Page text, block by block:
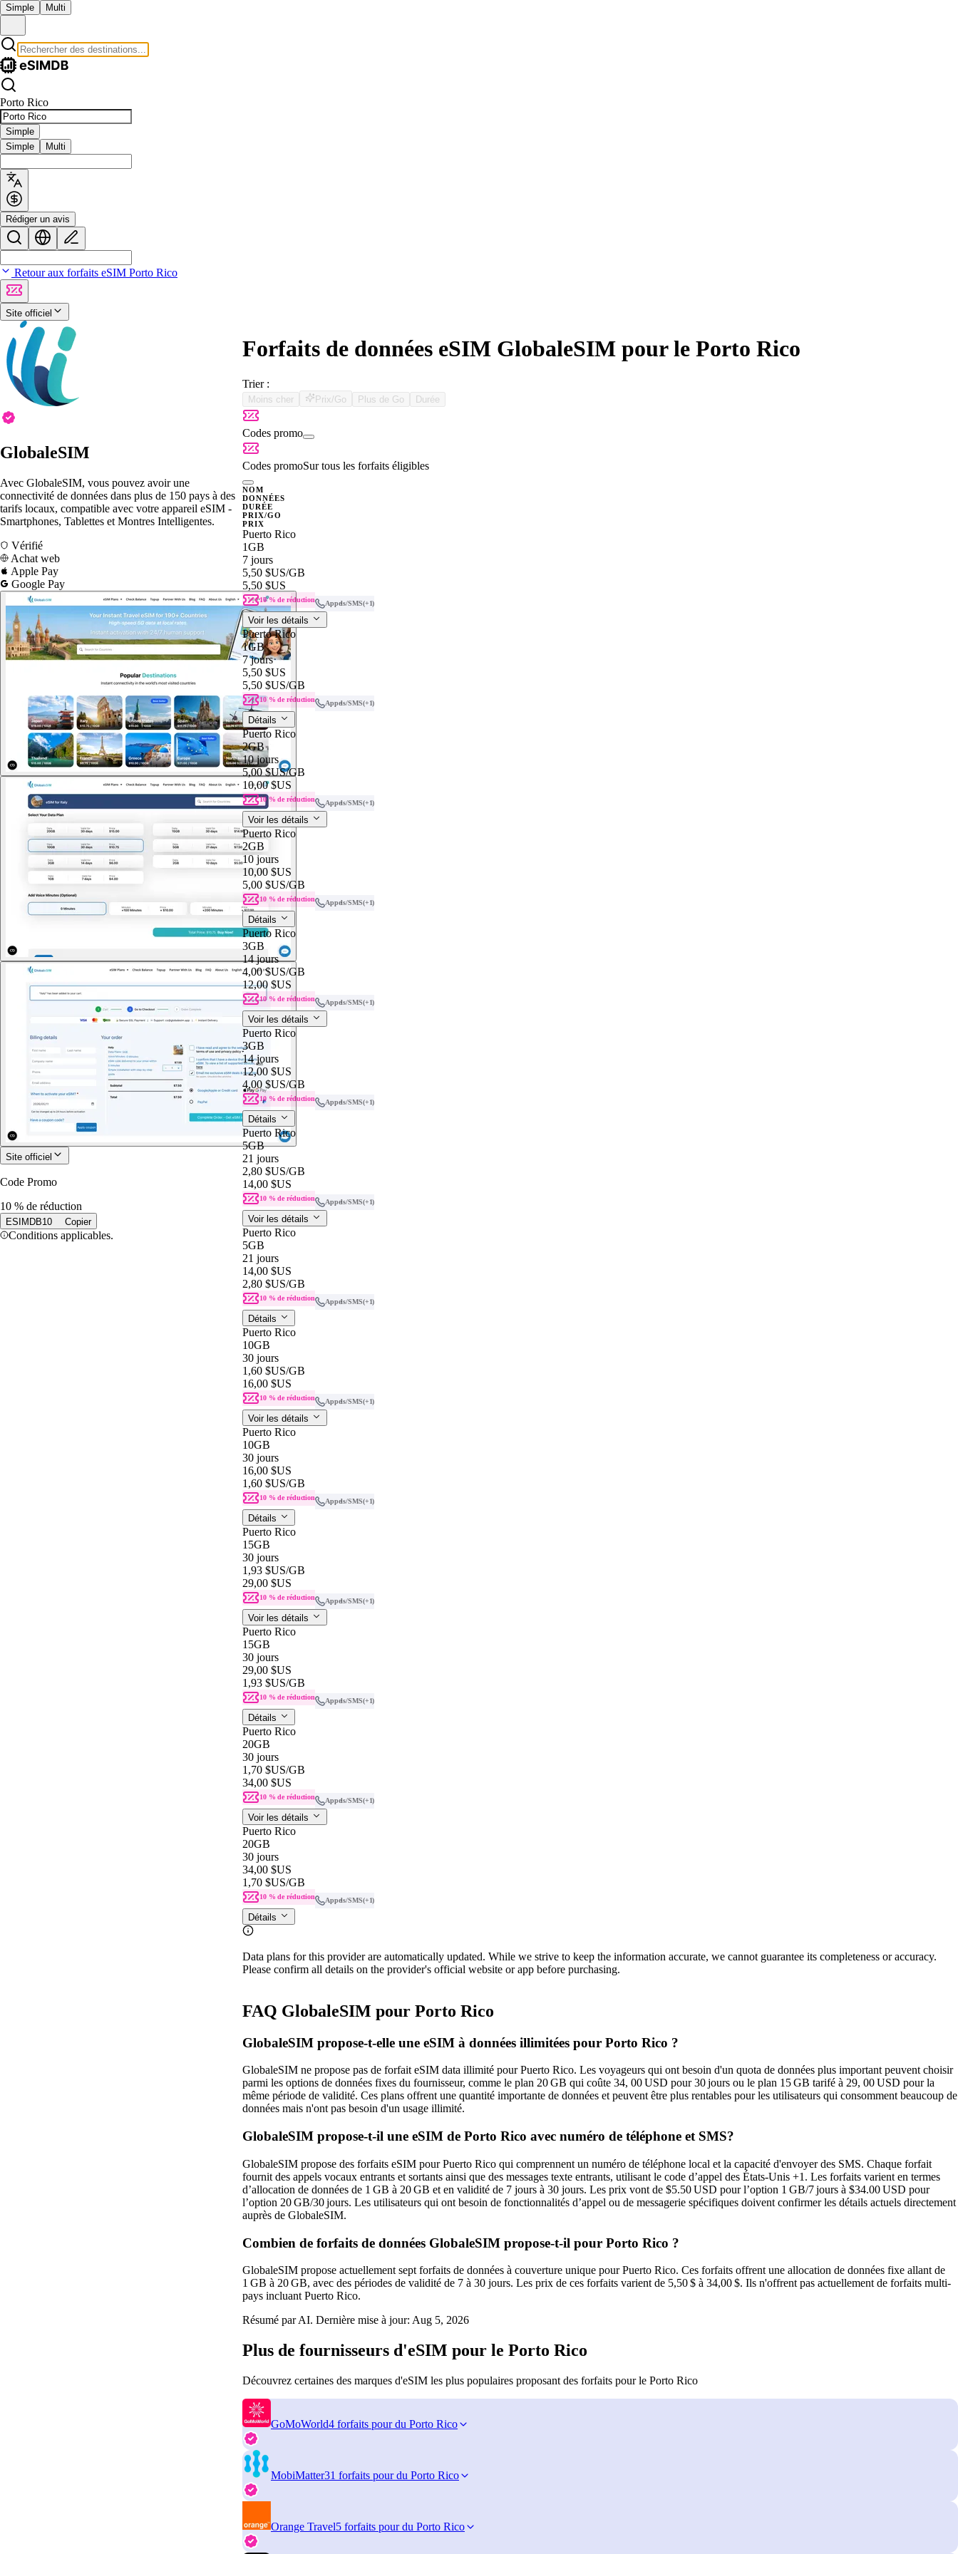
Simple Multi
Porto Rico
Simple
Simple
Multi
Rédiger un avis
Retour aux forfaits eSIM Porto Rico
Site officiel
GlobaleSIM
Avec GlobaleSIM, vous pouvez avoir une
connectivité de données dans plus de 150 pays à des
tarifs locaux, compatible avec votre appareil eSIM -
Smartphones, Tablettes et Montres Intelligentes.
Vérifié
Achat web
Apple Pay
Google Pay
Site officiel
Code Promo
10 % de réduction
ESIMDB10 Copier
Conditions applicables.
Forfaits de données eSIM GlobaleSIM pour le Porto Rico
Trier :
Moins cher Prix/Go Plus de Go Durée
Codes promo
Codes promoSur tous les forfaits éligibles
NOM
DONNÉES
DURÉE
PRIX/GO
PRIX
Puerto Rico
1GB
7 jours
5,50 $US/GB
5,50 $US
10 % de réduction Appels/SMS(+1)
Voir les détails
Puerto Rico
1GB
7 jours
5,50 $US
5,50 $US/GB
10 % de réduction Appels/SMS(+1)
Détails
Puerto Rico
2GB
10 jours
5,00 $US/GB
10,00 $US
10 % de réduction Appels/SMS(+1)
Voir les détails
Puerto Rico
2GB
10 jours
10,00 $US
5,00 $US/GB
10 % de réduction Appels/SMS(+1)
Détails
Puerto Rico
3GB
14 jours
4,00 $US/GB
12,00 $US
10 % de réduction Appels/SMS(+1)
Voir les détails
Puerto Rico
3GB
14 jours
12,00 $US
4,00 $US/GB
10 % de réduction Appels/SMS(+1)
Détails
Puerto Rico
5GB
21 jours
2,80 $US/GB
14,00 $US
10 % de réduction Appels/SMS(+1)
Voir les détails
Puerto Rico
5GB
21 jours
14,00 $US
2,80 $US/GB
10 % de réduction Appels/SMS(+1)
Détails
Puerto Rico
10GB
30 jours
1,60 $US/GB
16,00 $US
10 % de réduction Appels/SMS(+1)
Voir les détails
Puerto Rico
10GB
30 jours
16,00 $US
1,60 $US/GB
10 % de réduction Appels/SMS(+1)
Détails
Puerto Rico
15GB
30 jours
1,93 $US/GB
29,00 $US
10 % de réduction Appels/SMS(+1)
Voir les détails
Puerto Rico
15GB
30 jours
29,00 $US
1,93 $US/GB
10 % de réduction Appels/SMS(+1)
Détails
Puerto Rico
20GB
30 jours
1,70 $US/GB
34,00 $US
10 % de réduction Appels/SMS(+1)
Voir les détails
Puerto Rico
20GB
30 jours
34,00 $US
1,70 $US/GB
10 % de réduction Appels/SMS(+1)
Détails
Data plans for this provider are automatically updated. While we strive to keep the information accurate, we cannot guarantee its completeness or accuracy.
Please confirm all details on the provider's official website or app before purchasing.
FAQ GlobaleSIM pour Porto Rico
GlobaleSIM propose-t-elle une eSIM à données illimitées pour Porto Rico ?
GlobaleSIM ne propose pas de forfait eSIM data illimité pour Puerto Rico. Les voyageurs qui ont besoin d'un quota de données plus important peuvent choisir
parmi les options de données fixes du fournisseur, comme le plan 20 GB qui coûte 34, 00 USD pour 30 jours ou le plan 15 GB tarifé à 29, 00 USD pour la
même période de validité. Ces plans offrent une quantité importante de données et peuvent être plus rentables pour les utilisateurs qui consomment beaucoup de
données mais n'ont pas besoin d'un usage illimité.
GlobaleSIM propose-t-il une eSIM de Porto Rico avec numéro de téléphone et SMS?
GlobaleSIM propose des forfaits eSIM pour Puerto Rico qui comprennent un numéro de téléphone local et la capacité d'envoyer des SMS. Chaque forfait
fournit des appels vocaux entrants et sortants ainsi que des messages texte entrants, utilisant le code d’appel des États-Unis +1. Les forfaits varient en termes
d’allocation de données de 1 GB à 20 GB et en validité de 7 jours à 30 jours. Les prix vont de $5.50 USD pour l’option 1 GB/7 jours à $34.00 USD pour
l’option 20 GB/30 jours. Les utilisateurs qui ont besoin de fonctionnalités d’appel ou de messagerie spécifiques doivent confirmer les détails actuels directement
auprès de GlobaleSIM.
Combien de forfaits de données GlobaleSIM propose-t-il pour Porto Rico ?
GlobaleSIM propose actuellement sept forfaits de données à couverture unique pour Puerto Rico. Ces forfaits offrent une allocation de données fixe allant de
1 GB à 20 GB, avec des périodes de validité de 7 à 30 jours. Les prix de ces forfaits varient de 5,50 $ à 34,00 $. Ils n'offrent pas actuellement de forfaits multi-
pays incluant Puerto Rico.
Résumé par AI. Dernière mise à jour: Aug 5, 2026
Plus de fournisseurs d'eSIM pour le Porto Rico
Découvrez certaines des marques d'eSIM les plus populaires proposant des forfaits pour le Porto Rico
GoMoWorld4 forfaits pour du Porto Rico
MobiMatter31 forfaits pour du Porto Rico
Orange Travel5 forfaits pour du Porto Rico